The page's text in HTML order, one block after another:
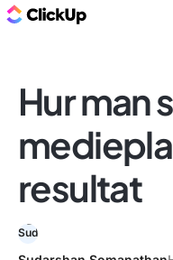
Hur man
resultat